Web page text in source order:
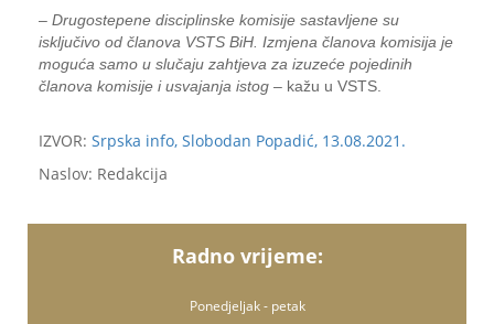
– Drugostepene disciplinske komisije sastavljene su
isključivo od članova VSTS BiH. Izmjena članova komisija je
moguća samo u slučaju zahtjeva za izuzeće pojedinih
članova komisije i usvajanja istog – kažu u VSTS.
IZVOR: Srpska info, Slobodan Popadić, 13.08.2021.
Naslov: Redakcija
Radno vrijeme:
Ponedjeljak - petak